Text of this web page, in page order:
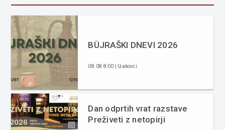
BÜJRAŠKI DNEVI 2026
08.08 8:00 | Ižakovci
Dan odprtih vrat razstave
Preživeti z netopirji